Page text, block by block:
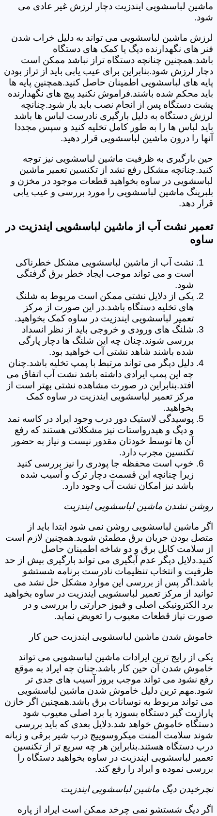
ماشین لباسشویی ایندزیت دچار لرزش غیر عادی می
شود.
لرزش ماشین لباسشویی می تواند به دلیل خراب شدن
فنر های نگهدارنده دیگ یا کمک های دستگاه
باشد.همچنین چنانچه دستگاه تراز نباشد ممکن است
دچار لرزش شود.بنابراین برای عیب یابی باید از تراز بودن
پایه های لباسشویی اطمینان حاصل کنید.همچنین پایه ها
باید محکم شده باشند.فراموش نکنید پیچ های نگهدارنده
پشت دستگاه پس از انجام نصب باید باز شود.چنانچه
لرزش دستگاه به دلیل بارگیری نادرست لباس ها باشد
باید لباس ها را به طور کامل تخلیه کنید و سپس مجددا
آنها را درون ماشین لباسشویی قرار دهید.
حین بارگیری به ظرفیت ماشین لباسشویی نیز توجه
کنید.چنانچه مشکل رفع نشد از تکنسین تعمیر ماشین
لباسشویی در ساوه بخواهید قطعات موجود در مخزن و
بلبرینگ ماشین لباسشویی را مورد بررسی و عیب یابی
قرار دهد.
تعمیر نشت آب از ماشین لباسشویی ایندزیت در
ساوه
نشت آب از ماشین لباسشویی مشکل خطرناکی
است و می تواند موجب ایجاد خطر برق گرفتگی
شود.
یکی از دلایل نشتی ممکن است مربوط به شلنگ
های تخلیه دستگاه باشد.در این صورت از مرکز
تعمیر لباسشویی ایندزیت در ساوه کمک بخواهید.
شلنگ های ورودی و خروجی باید از نظر انسداد
بررسی شوند.چنان چه این شلنگ ها دچار پارگی
شده باشند شاهد نشتی آب خواهید بود.
دلیل دیگر می تواند مرتبط با پمپ تخلیه باشد.چنان
چه این پمپ ایرادی داشته باشد نشت آب اتفاق می
افتد.بنابراین در صورت مشاهده نشتی بهتر است از
مرکز تعمیر لباسشویی ایندزیت در ساوه کمک
بخواهید.
پوسیدگی لاستیک دور درب وجود ایراد در کاسه نمد
و دیگ و هیدرواستات نیز مشکلاتی هستند که رفع
آن ها توسط خودتان مقدور نیست و نیاز به حضور
تکنسین مجرب دارد.
خوب است محفظه جا پودری را نیز بررسی کنید
زیرا چنانچه این قسمت دچار ترک و آسیب شده
باشد نیز امکان نشت آب وجود دارد.
روشن نشدن ماشین لباسشویی ایندزیت
اگر ماشین لباسشویی روشن نمی شود ابتدا باید از
متصل بودن جریان برق مطمئن شوید.همچنین لازم است
از سلامت کابل برق و دو شاخه اطمینان حاصل
کنید.دلایل دیگر عدم آبگیری می تواند بارگیری بیش از حد
ظرفیت و انتخاب تنظیمات نادرست برنامه شستشو
باشد.اگر پس از بررسی این موارد مشکل حل نشد می
توانید از مرکز تعمیر لباسشویی ایندزیت در ساوه بخواهید
برد الکترونیکی اصلی و فیوز حرارتی را بررسی و در
صورت نیاز قطعات معیوب را تعویض نماید.
خاموش شدن ماشین لباسشویی ایندزیت حین کار
یکی از رایج ترین ایرادات ماشین لباسشویی می تواند
خاموش شدن آن حین کار باشد.چنان چه ایراد به موقع
رفع نشود می تواند موجب بروز آسیب های جدی تر
شود.مهم ترین دلیل خاموش شدن ماشین لباسشویی
می تواند مربوط به نوسانات برق باشد.همچنین اگر خازن
پارازیت گیر دستگاه بسوزد یا برد اصلی معیوب شود
دستگاه خاموش خواهد شد.دلایل بعدی که باید بررسی
شوند سلامت المنت میکروسوییچ درب شیر برقی و زبانه
درب دستگاه هستند.بنابراین هر چه سریع تر از تکنسین
تعمیر لباسشویی ایندزیت در ساوه بخواهید دستگاه را
بررسی نموده و ایراد را رفع کند.
نچرخیدن دیگ ماشین لباسشویی ایندزیت
اگر دیگ شستشو نمی چرخد ممکن است ایراد از پاره